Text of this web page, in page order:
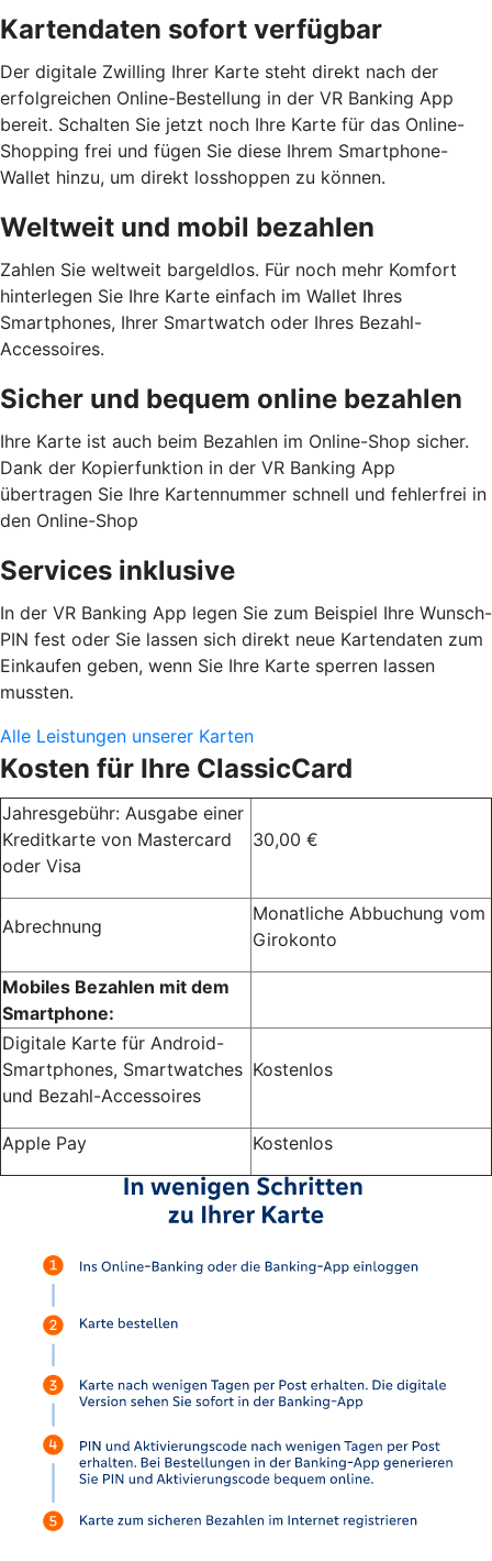
Kartendaten sofort verfügbar
Der digitale Zwilling Ihrer Karte steht direkt nach der
erfolgreichen Online-Bestellung in der VR Banking App
bereit. Schalten Sie jetzt noch Ihre Karte für das Online-
Shopping frei und fügen Sie diese Ihrem Smartphone-
Wallet hinzu, um direkt losshoppen zu können.
Weltweit und mobil bezahlen
Zahlen Sie weltweit bargeldlos. Für noch mehr Komfort
hinterlegen Sie Ihre Karte einfach im Wallet Ihres
Smartphones, Ihrer Smartwatch oder Ihres Bezahl-
Accessoires.
Sicher und bequem online bezahlen
Ihre Karte ist auch beim Bezahlen im Online-Shop sicher.
Dank der Kopierfunktion in der VR Banking App
übertragen Sie Ihre Kartennummer schnell und fehlerfrei in
den Online-Shop
Services inklusive
In der VR Banking App legen Sie zum Beispiel Ihre Wunsch-
PIN fest oder Sie lassen sich direkt neue Kartendaten zum
Einkaufen geben, wenn Sie Ihre Karte sperren lassen
mussten.
Alle Leistungen unserer Karten
Kosten für Ihre ClassicCard
Jahresgebühr: Ausgabe einer
Kreditkarte von Mastercard
oder Visa
30,00 €
Abrechnung
Monatliche Abbuchung vom
Girokonto
Mobiles Bezahlen mit dem
Smartphone:
Digitale Karte für Android-
Smartphones, Smartwatches
und Bezahl-Accessoires
Kostenlos
Apple Pay Kostenlos